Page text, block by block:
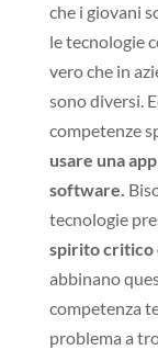
che i giovani
le tecnologie
vero che in
sono diversi.
competenze
usare una
software.
tecnologie
spirito critico
abbinano
competenza
problema a